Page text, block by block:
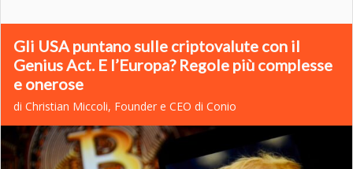
Gli USA puntano sulle criptovalute con il
Genius Act. E l’Europa? Regole più complesse
e onerose
di Christian Miccoli, Founder e CEO di Conio